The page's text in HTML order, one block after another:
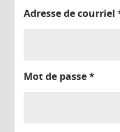
Adresse de courriel
Mot de passe*